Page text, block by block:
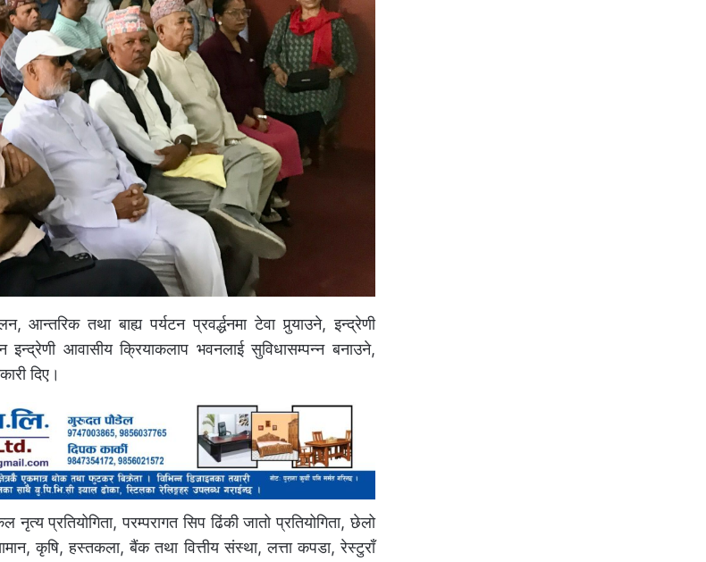
तथा बाह्य पर्यटन प्रवर्द्धनमा टेवा पुर्‍याउने, इन्द्रेणी
इन्द्रेणी आवासीय क्रियाकलाप भवनलाई सुविधासम्पन्न बनाउने,
दिए।
प्रतियोगिता, परम्परागत सिप ढिंकी जातो प्रतियोगिता, छेलो
कृषि, हस्तकला, बैंक तथा वित्तीय संस्था, लत्ता कपडा, रेस्टुराँ